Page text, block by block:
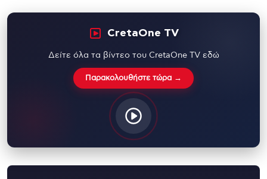
CretaOne TV
Δείτε όλα τα βίντεο του CretaOne TV εδώ
Παρακολουθήστε τώρα →